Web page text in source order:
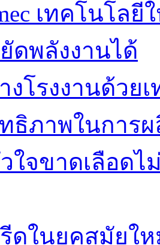
เทคโนโล
ดพลังงานได้
งโรงงานด้วย
ธิภาพในการ
ใจขาดเลือด
ดในยุคสมัยใ